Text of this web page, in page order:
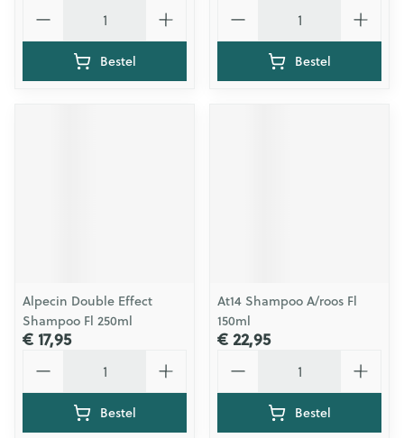
Bestel Bestel
Alpecin Double Effect
Shampoo Fl 250ml
€ 17,95
Bestel
At14 Shampoo A/roos Fl
150ml
€ 22,95
Bestel